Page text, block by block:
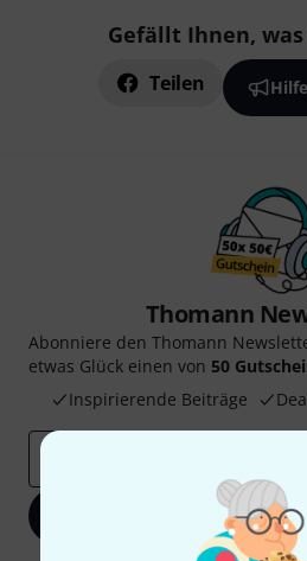
Gefällt Ihnen, was
Teilen
Thomann
Abonniere den Thomann
etwas Glück einen von 50
Inspirierende Beiträge
Jetzt